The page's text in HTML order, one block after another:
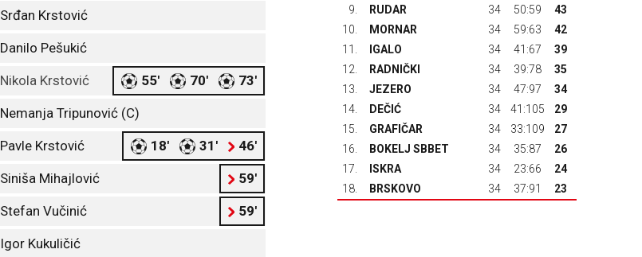
Srđan Krstović
Danilo Pešukić
Nikola Krstović 55' 70' 73'
Nemanja Tripunović (C)
Pavle Krstović 18' 31' 46'
Siniša Mihajlović 59'
Stefan Vučinić 59'
Igor Kukuličić
9.
RUDAR 34 50:59
43
10.
MORNAR 34 59:63
42
11.
IGALO 34 41:67
39
12.
RADNIČKI 34 39:78
35
13.
JEZERO 34 47:97
34
14.
DEČIĆ 34 41:105
29
15.
GRAFIČAR 34 33:109
27
16.
BOKELJ SBBET 34 35:87
26
17.
ISKRA 34 23:66
24
18.
BRSKOVO 34 37:91 23